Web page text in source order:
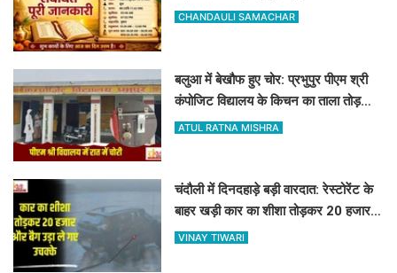
CHANDAULI SAMACHAR
बलुआ में बेखौफ हुए चोर: प्रभुपुर पीएम श्री
कंपोजिट विद्यालय के किचन का ताला तोड़
हजारों का सामान पार
ATUL RATNA MISHRA
चंदौली में दिनदहाड़े बड़ी वारदात: रेस्टोरेंट के
बाहर खड़ी कार का शीशा तोड़कर 20 हजार
और बैग उड़ा ले गए उचक्के
VINAY TIWARI